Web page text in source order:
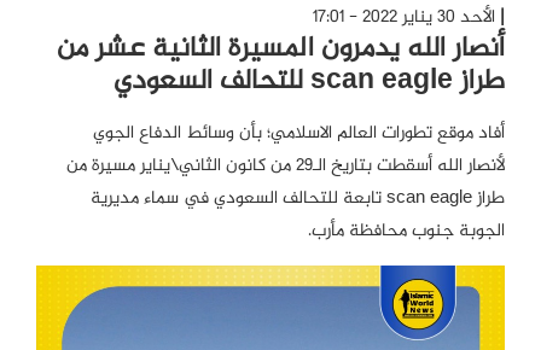
الأحد 30 يناير 2022 - 17:01
أنصار الله يدمرون المسيرة الثانية عشر من
طراز scan eagle للتحالف السعودي
أفاد موقع تطورات العالم الاسلامي؛ بأن وسائط الدفاع الجوي
لأنصار الله أسقطت بتاريخ الـ29 من كانون الثاني\يناير مسيرة من
طراز scan eagle تابعة للتحالف السعودي في سماء مديرية
الجوبة جنوب محافظة مأرب.